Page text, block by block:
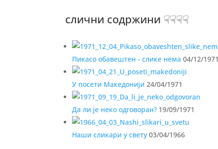
слични содржини ☟☟☟☟
Пикасо обавештен - слике нема 04/12/
У посети Македонији 24/04/1971
Да ли је неко одговоран? 19/09/1971
Наши сликари у свету 03/04/1966